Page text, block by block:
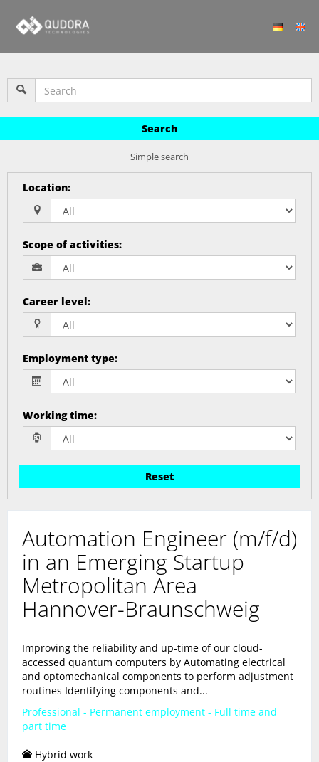
Search
Simple search
Location:
Scope of activities:
Career level:
Employment type:
Working time:
Reset
Automation Engineer (m/f/d)
in an Emerging Startup
Metropolitan Area
Hannover-Braunschweig
Improving the reliability and up-time of our cloud-
accessed quantum computers by Automating electrical
and optomechanical components to perform adjustment
routines Identifying components and...
Professional - Permanent employment - Full time and
part time
Hybrid work